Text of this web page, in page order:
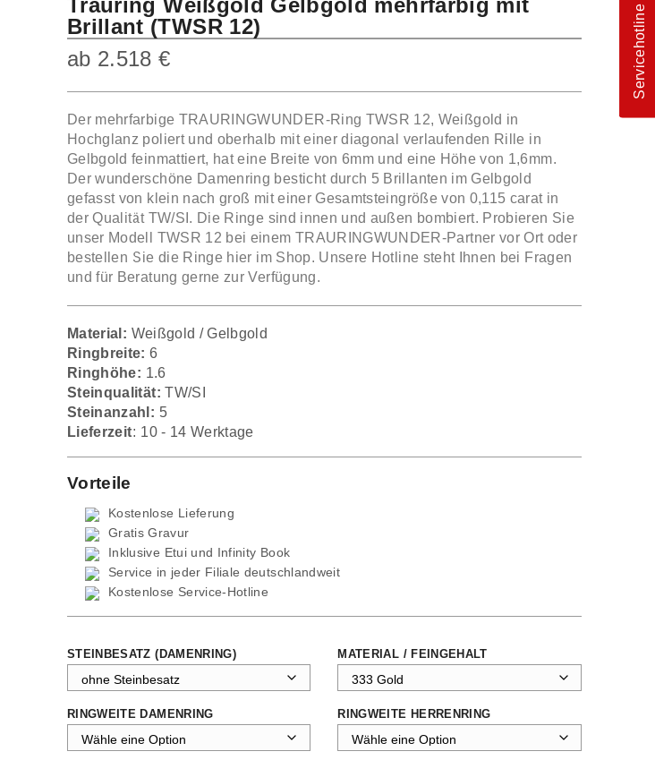
Trauring Weißgold Gelbgold mehrfarbig mit
Brillant (TWSR 12)
ab 2.518€
Der mehrfarbige TRAURINGWUNDER-Ring TWSR 12, Weißgold in
Hochglanz poliert und oberhalb mit einer diagonal verlaufenden Rille in
Gelbgold feinmattiert, hat eine Breite von 6mm und eine Höhe von 1,6mm.
Der wunderschöne Damenring besticht durch 5 Brillanten im Gelbgold
gefasst von klein nach groß mit einer Gesamtsteingröße von 0,115 carat in
der Qualität TW/SI. Die Ringe sind innen und außen bombiert. Probieren Sie
unser Modell TWSR 12 bei einem TRAURINGWUNDER-Partner vor Ort oder
bestellen Sie die Ringe hier im Shop. Unsere Hotline steht Ihnen bei Fragen
und für Beratung gerne zur Verfügung.
Material: Weißgold / Gelbgold
Ringbreite: 6
Ringhöhe: 1.6
Steinqualität: TW/SI
Steinanzahl: 5
Lieferzeit: 10 - 14 Werktage
Vorteile
Kostenlose Lieferung
Gratis Gravur
Inklusive Etui und Infinity Book
Service in jeder Filiale deutschlandweit
Kostenlose Service-Hotline
STEINBESATZ (DAMENRING) MATERIAL / FEINGEHALT
RINGWEITE DAMENRING RINGWEITE HERRENRING
Servicehotline